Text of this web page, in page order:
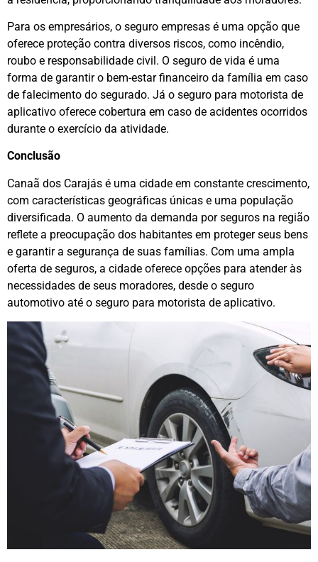
Para os empresários, o seguro empresas é uma opção que
oferece proteção contra diversos riscos, como incêndio,
roubo e responsabilidade civil. O seguro de vida é uma
forma de garantir o bem-estar financeiro da família em caso
de falecimento do segurado. Já o seguro para motorista de
aplicativo oferece cobertura em caso de acidentes ocorridos
durante o exercício da atividade.
Conclusão
Canaã dos Carajás é uma cidade em constante crescimento,
com características geográficas únicas e uma população
diversificada. O aumento da demanda por seguros na região
reflete a preocupação dos habitantes em proteger seus bens
e garantir a segurança de suas famílias. Com uma ampla
oferta de seguros, a cidade oferece opções para atender às
necessidades de seus moradores, desde o seguro
automotivo até o seguro para motorista de aplicativo.